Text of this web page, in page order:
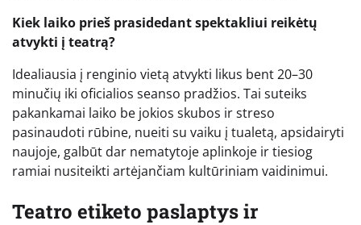
Kiek laiko prieš prasidedant spektakliui reikėtų
atvykti į teatrą?
Idealiausia į renginio vietą atvykti likus bent 20–30
minučių iki oficialios seanso pradžios. Tai suteiks
pakankamai laiko be jokios skubos ir streso
pasinaudoti rūbine, nueiti su vaiku į tualetą, apsidairyti
naujoje, galbūt dar nematytoje aplinkoje ir tiesiog
ramiai nusiteikti artėjančiam kultūriniam vaidinimui.
Teatro etiketo paslaptys ir